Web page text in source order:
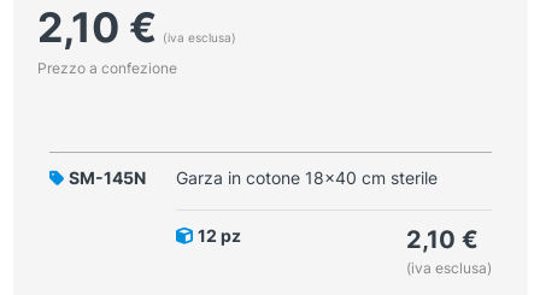
2,10 € (iva esclusa)
Prezzo a confezione
SM-145N Garza in cotone 18x40 cm sterile
12 pz 2,10 €
(iva esclusa)